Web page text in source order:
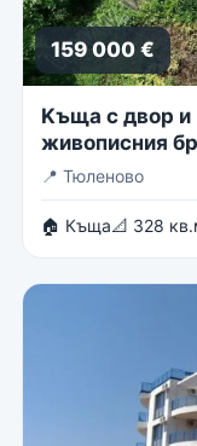
159 000 €
Kъща с двор и
живописния
📍 Тюленово
🏠 Къща📐 328